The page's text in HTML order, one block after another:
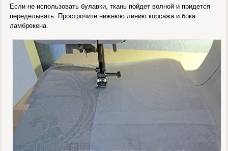
Если не использовать булавки, ткань пойдет волной и придется
переделывать. Прострочите нижнюю линию корсажа и бока
ламбрекена.